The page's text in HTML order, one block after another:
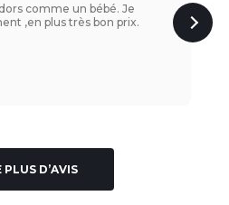
comme un bébé. Je
,en plus très bon prix.
PLUS D’AVIS